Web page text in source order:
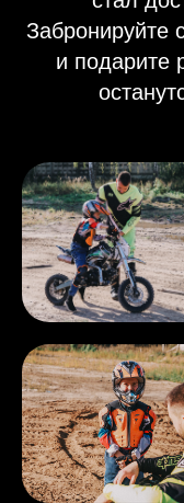
Забронируйте
и подарите